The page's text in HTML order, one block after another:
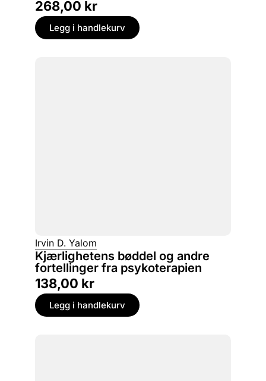
268,00 kr
Legg i handlekurv
Irvin D. Yalom
Kjærlighetens bøddel og andre
fortellinger fra psykoterapien
138,00 kr
Legg i handlekurv